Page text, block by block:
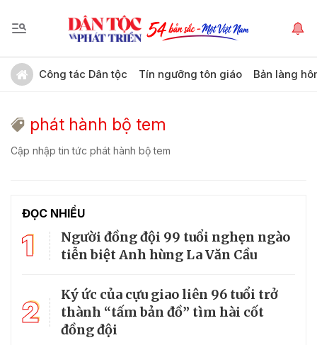
Công tác Dân tộc Tín ngưỡng tôn giáo Bản làng
phát hành bộ tem
Cập nhập tin tức phát hành bộ tem
ĐỌC NHIỀU
1
Người đồng đội 99 tuổi nghẹn ngào
tiễn biệt Anh hùng La Văn Cầu
2
Ký ức của cựu giao liên 96 tuổi trở
thành “tấm bản đồ” tìm hài cốt
đồng đội